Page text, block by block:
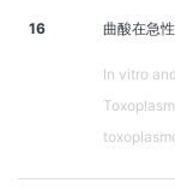
16 曲酸在急
In vitro